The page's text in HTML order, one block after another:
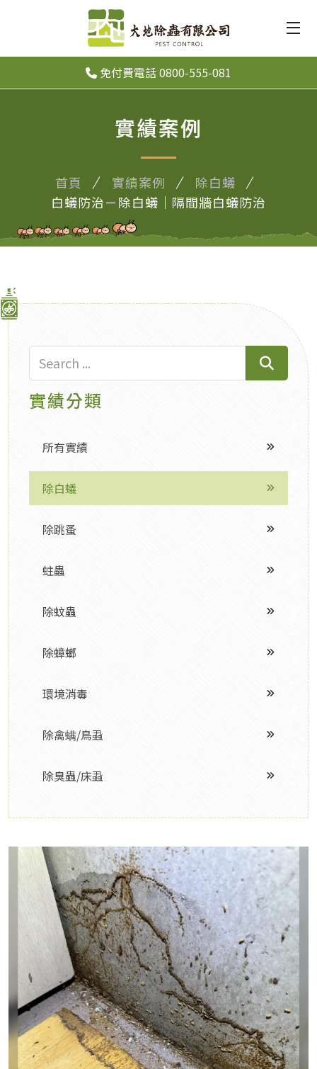
免付費電話 0800-555-081
實績案例
首頁 實績案例
除白蟻
白蟻防治－除白蟻｜隔間牆白蟻防治
實績分類
所有實績
除白蟻
除跳蚤
蛀蟲
除蚊蟲
除蟑螂
環境消毒
除禽螨/鳥蝨
除臭蟲/床蝨